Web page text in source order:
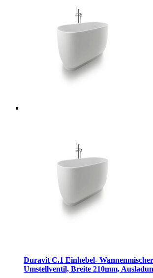
Duravit C.1 Einhebel-
Umstellventil, Breite 210mm,